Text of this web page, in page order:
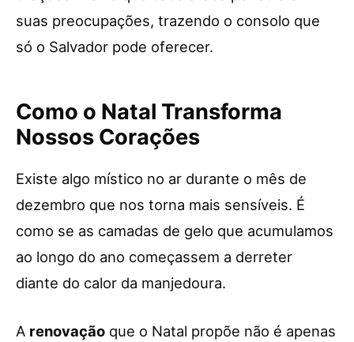
suas preocupações, trazendo o consolo que
só o Salvador pode oferecer.
Como o Natal Transforma
Nossos Corações
Existe algo místico no ar durante o mês de
dezembro que nos torna mais sensíveis. É
como se as camadas de gelo que acumulamos
ao longo do ano começassem a derreter
diante do calor da manjedoura.
A renovação que o Natal propõe não é apenas